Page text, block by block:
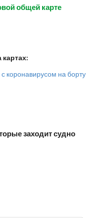
общей карте
картах:
коронавирусом на борту
заходит судно